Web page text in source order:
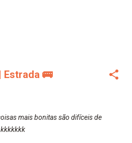
Estrada 🚌
mais bonitas são difíceis de